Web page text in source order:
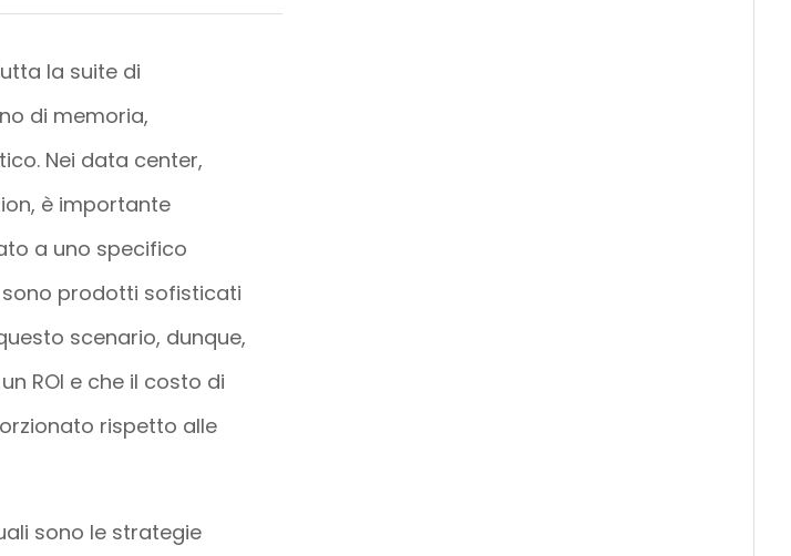
la suite di
di memoria,
Nei data center,
è importante
a uno specifico
prodotti sofisticati
scenario, dunque,
ROI e che il costo di
rispetto alle
sono le strategie